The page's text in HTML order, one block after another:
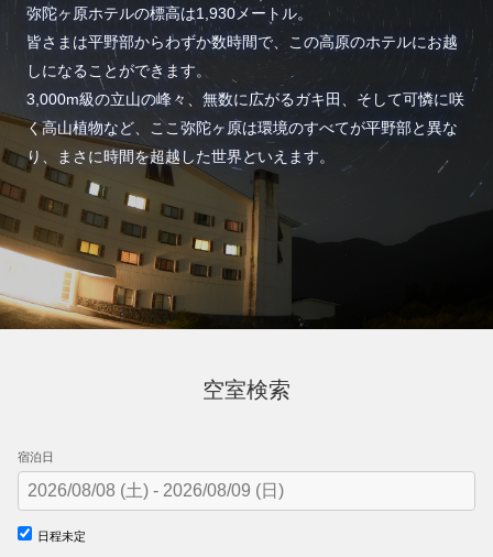
弥陀ヶ原ホテルの標高は1,930メートル。
皆さまは平野部からわずか数時間で、この高原のホテルにお越
しになることができます。
3,000m級の立山の峰々、無数に広がるガキ田、そして可憐に咲
く高山植物など、
ここ弥陀ヶ原は環境のすべてが平野部と異な
り、
まさに時間を超越した世界といえます。
空室検索
宿泊日
日程未定